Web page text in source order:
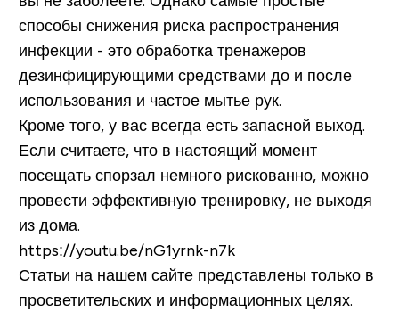
способы снижения риска распространения
инфекции - это обработка тренажеров
дезинфицирующими средствами до и после
использования и частое мытье рук.
Кроме того, у вас всегда есть запасной выход.
Если считаете, что в настоящий момент
посещать спорзал немного рискованно, можно
провести эффективную тренировку, не выходя
из дома.
https://youtu.be/nG1yrnk-n7k
Статьи на нашем сайте представлены только в
просветительских и информационных целях.